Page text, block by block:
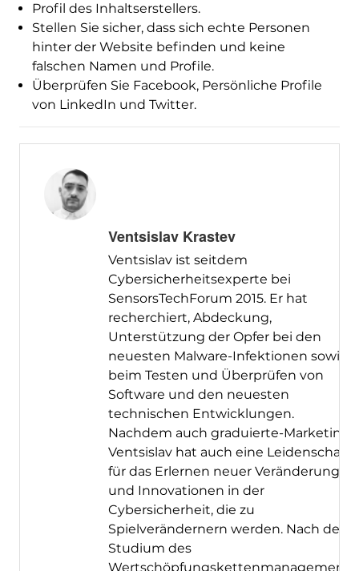
Profil des Inhaltserstellers.
Stellen Sie sicher, dass sich echte Personen
hinter der Website befinden und keine
falschen Namen und Profile.
Überprüfen Sie Facebook, Persönliche Profile
von LinkedIn und Twitter.
Ventsislav Krastev
Ventsislav ist seitdem
Cybersicherheitsexperte bei
SensorsTechForum 2015. Er hat
recherchiert, Abdeckung,
Unterstützung der Opfer bei den
neuesten Malware-Infektionen sowie
beim Testen und Überprüfen von
Software und den neuesten
technischen Entwicklungen.
Nachdem auch graduierte-Marketing,
Ventsislav hat auch eine Leidenschaft
für das Erlernen neuer Veränderungen
und Innovationen in der
Cybersicherheit, die zu
Spielverändernern werden. Nach dem
Studium des
Wertschöpfungskettenmanagements,